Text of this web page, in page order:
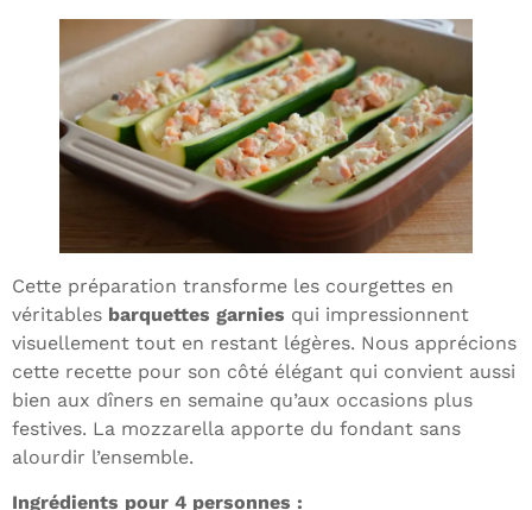
Cette préparation transforme les courgettes en
véritables barquettes garnies qui impressionnent
visuellement tout en restant légères. Nous apprécions
cette recette pour son côté élégant qui convient aussi
bien aux dîners en semaine qu’aux occasions plus
festives. La mozzarella apporte du fondant sans
alourdir l’ensemble.
Ingrédients pour 4 personnes :